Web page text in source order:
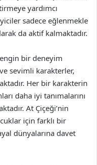
yardımcı
sadece eğlenmekle
da aktif kalmaktadır.
bir deneyim
sevimli karakterler,
Her bir karakterin
daha iyi tanımalarını
At Çiçeği’nin
için farklı bir
dünyalarına davet